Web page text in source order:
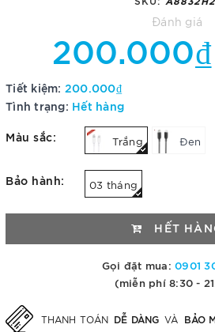
Đánh giá
200.000₫
Tiết kiệm: 200.000₫
Tình trạng: Hết hàng
Màu sắc: Trắng Đen
Bảo hành: 03 tháng
HẾT
Gọi đặt mua: 0901
(miễn phí 8:30 -
THANH TOÁN DỄ DÀNG VÀ BẢO